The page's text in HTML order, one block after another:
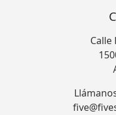
Calle